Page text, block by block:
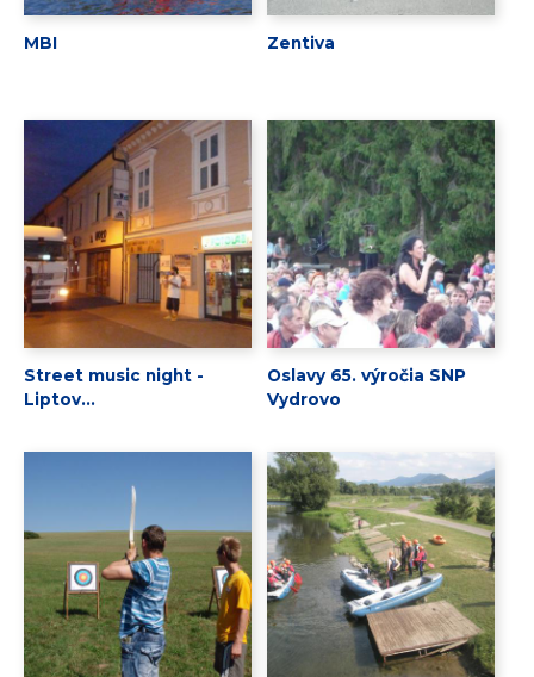
MBI Zentiva
Street music night -
Liptov...
Oslavy 65. výročia SNP
Vydrovo